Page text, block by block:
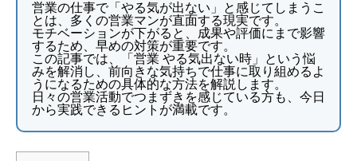
営業の仕事で「やる気が出ない」と感じてしまうこ
とは、多くの営業マンが直面する現実です。
モチベーションが下がると、成果や評価にまで影響
するため、早めの対策が重要です。
この記事では、「営業 やる気出ない時」という悩
みを解消し、前向きな気持ちで仕事に取り組めるよ
うになるための具体的な方法を解説します。
日々の営業活動でつまずきを感じている方も、今日
から実践できるヒントが満載です。